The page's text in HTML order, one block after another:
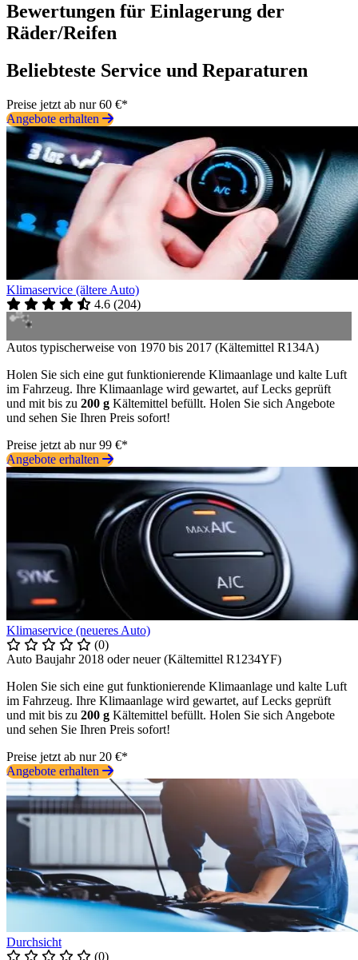
Bewertungen für Einlagerung der
Räder/Reifen
Beliebteste Service und Reparaturen
Preise jetzt ab nur 60 €*
Angebote erhalten
Klimaservice (ältere Auto)
4.6 (204)
Autos typischerweise von 1970 bis 2017 (Kältemittel R134A)
Holen Sie sich eine gut funktionierende Klimaanlage und kalte Luft
im Fahrzeug. Ihre Klimaanlage wird gewartet, auf Lecks geprüft
und mit bis zu 200 g Kältemittel befüllt. Holen Sie sich Angebote
und sehen Sie Ihren Preis sofort!
Preise jetzt ab nur 99 €*
Angebote erhalten
Klimaservice (neueres Auto)
(0)
Auto Baujahr 2018 oder neuer (Kältemittel R1234YF)
Holen Sie sich eine gut funktionierende Klimaanlage und kalte Luft
im Fahrzeug. Ihre Klimaanlage wird gewartet, auf Lecks geprüft
und mit bis zu 200 g Kältemittel befüllt. Holen Sie sich Angebote
und sehen Sie Ihren Preis sofort!
Preise jetzt ab nur 20 €*
Angebote erhalten
Durchsicht
(0)